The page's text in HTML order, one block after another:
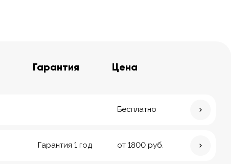
Гарантия Цена
Бесплатно
Гарантия 1 год от 1800 руб.